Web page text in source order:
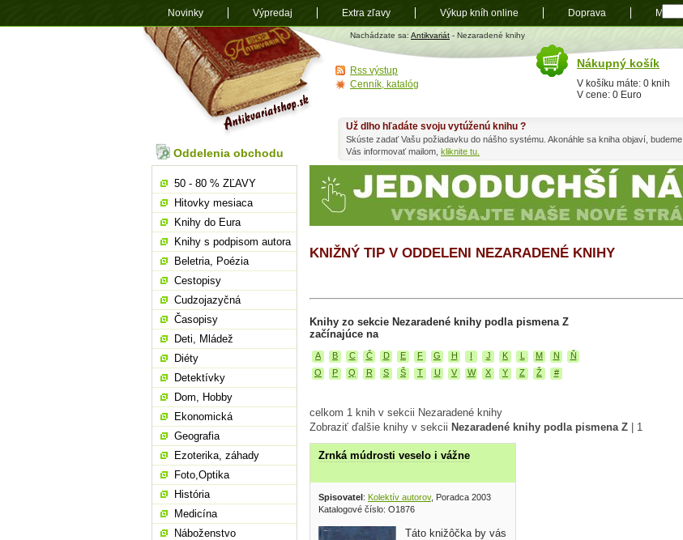
Antikvariát
shop.sk
Nachádzate sa: Antikvariát - Nezaradené knihy
KNIŽNÝ TIP V ODDELENI NEZARADENÉ KNIHY
Knihy zo sekcie Nezaradené knihy podla pismena Z
začínajúce na
A B C Č D E F G H I J K L M N
Ň
O
P Q R S Š T U V W X Y Z Ž #
celkom 1 knih v sekcii Nezaradené knihy
Zobraziť ďalšie knihy v sekcii Nezaradené knihy podla pismena Z 1
Zrnká múdrosti veselo i vážne
Spisovatel: Kolektív autorov, Poradca 2003
Katalogové číslo: O1876
Táto knižôčka by vás
Už dlho hľadáte svoju vytúženú knihu ?
Skúste zadať Vašu požiadavku do nášho systému. Akonáhle sa kniha objaví, budeme
Vás informovať mailom, kliknite tu.
Oddelenia obchodu
50 - 80 % ZĽAVY
Hitovky mesiaca
Knihy do Eura
Knihy s podpisom autora
Beletria, Poézia
Cestopisy
Cudzojazyčná
Časopisy
Deti, Mládež
Diéty
Detektívky
Dom, Hobby
Ekonomická
Geografia
Ezoterika, záhady
Foto,Optika
História
Medicína
Náboženstvo
Nákupný košík
V košíku máte: 0 knih
V cene: 0 Euro
Rss výstup
Cenník, katalóg
Novinky Výpredaj Extra zľavy Výkup kníh online Doprava Mapa